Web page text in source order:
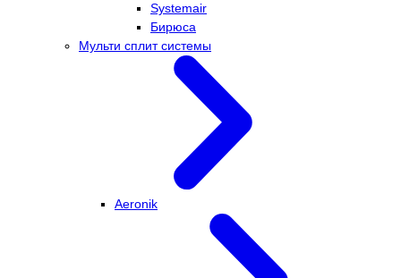
Systemair
Бирюса
Мульти сплит системы
Aeronik